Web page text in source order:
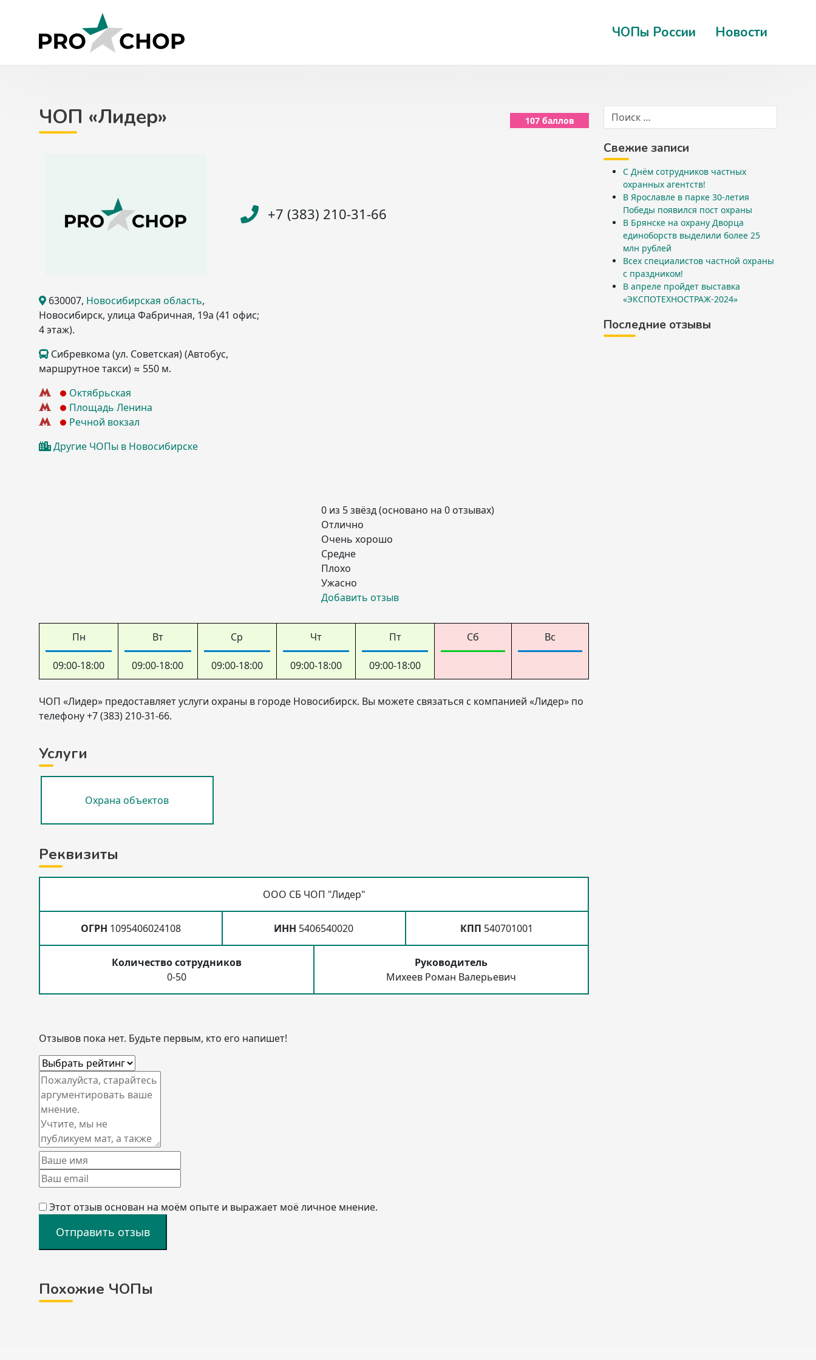
ЧОПы России Новости
ЧОП «Лидер» 107 баллов
+7 (383) 210-31-66
630007, Новосибирская область,
Новосибирск, улица Фабричная, 19а (41 офис;
4 этаж).
Сибревкома (ул. Советская) (Автобус,
маршрутное такси) ≈ 550 м.
Октябрьская
Площадь Ленина
Речной вокзал
Другие ЧОПы в Новосибирске
0 из 5 звёзд (основано на 0 отзывах)
Отлично
Очень хорошо
Средне
Плохо
Ужасно
Добавить отзыв
Пн
09:00-18:00
Вт
09:00-18:00
Ср
09:00-18:00
Чт
09:00-18:00
Пт
09:00-18:00
Сб Вс
ЧОП «Лидер» предоставляет услуги охраны в городе Новосибирск. Вы можете связаться с компанией «Лидер» по
телефону +7 (383) 210-31-66.
Услуги
Охрана объектов
Реквизиты
ООО СБ ЧОП "Лидер"
ОГРН 1095406024108 ИНН 5406540020 КПП 540701001
Количество сотрудников
0-50
Руководитель
Михеев Роман Валерьевич
Отзывов пока нет. Будьте первым, кто его напишет!
Этот отзыв основан на моём опыте и выражает моё личное мнение.
Отправить отзыв
Похожие ЧОПы
Свежие записи
С Днём сотрудников частных
охранных агентств!
В Ярославле в парке 30-летия
Победы появился пост охраны
В Брянске на охрану Дворца
единоборств выделили более 25
млн рублей
Всех специалистов частной охраны
с праздником!
В апреле пройдет выставка
«ЭКСПОТЕХНОСТРАЖ-2024»
Последние отзывы